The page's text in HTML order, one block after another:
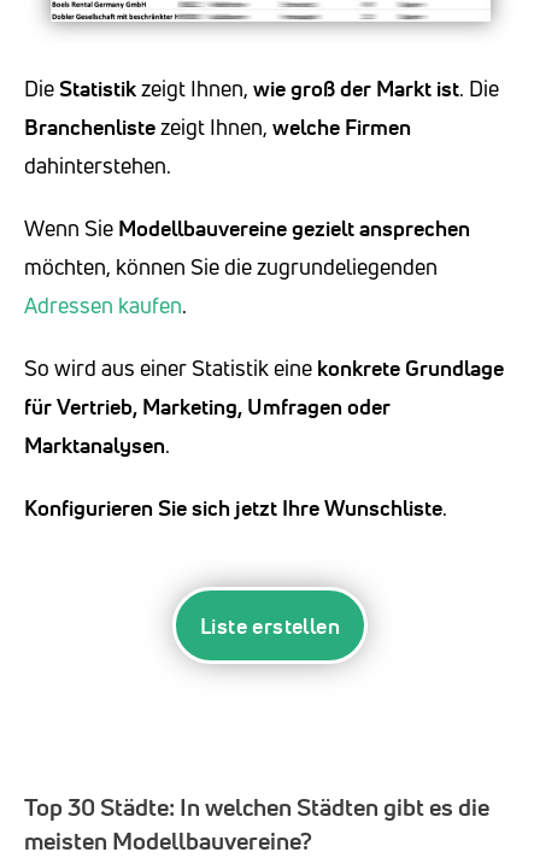
DieStatistikzeigt Ihnen, wie groß der Markt ist. Die
Branchenlistezeigt Ihnen, welche Firmen
dahinterstehen.
Wenn Sie Modellbauvereinegezielt ansprechen
möchten, können Sie die zugrundeliegenden
Adressen kaufen.
So wird aus einer Statistik eine konkrete Grundlage
für Vertrieb, Marketing, Umfragen oder
Marktanalysen.
Konfigurieren Sie sich jetzt Ihre Wunschliste.
Liste erstellen
Top 30 Städte: In welchen Städten gibt es die
meisten Modellbauvereine?